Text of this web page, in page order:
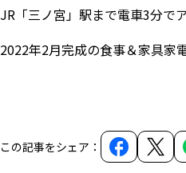
JR「三ノ宮」駅まで電車3分で
2022年2月完成の食事＆家具家
この記事をシェア：